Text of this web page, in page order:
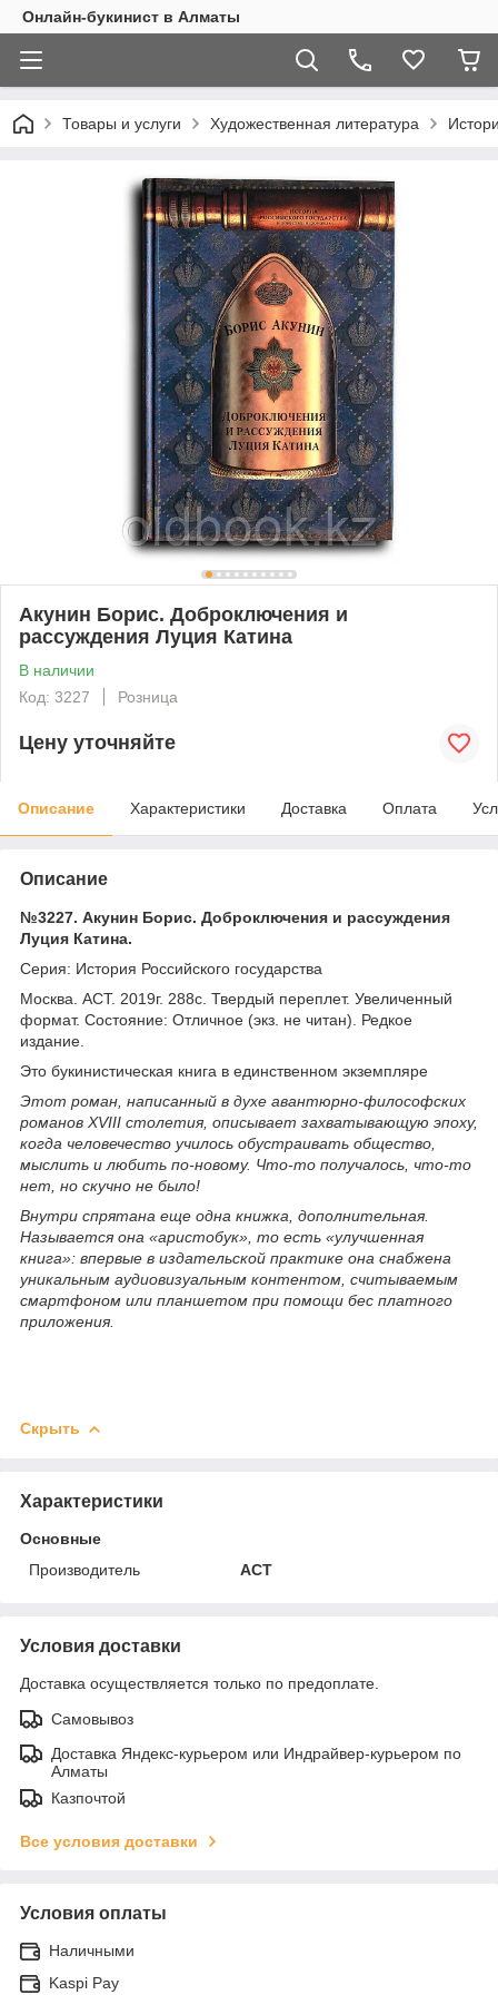
Онлайн-букинист в Алматы
Товары и услуги Художественная литература
Акунин Борис. Доброключения и
рассуждения Луция Катина
В наличии
Код: 3227
Розница
Цену уточняйте
Описание Характеристики Доставка Оплата
Описание
№3227. Акунин Борис. Доброключения и рассуждения
Луция Катина.
Серия: История Российского государства
Москва. АСТ. 2019г. 288с. Твердый переплет. Увеличенный
формат. Состояние: Отличное (экз. не читан). Редкое
издание.
Это букинистическая книга в единственном экземпляре
Этот роман, написанный в духе авантюрно-философских
романов XVIII столетия, описывает захватывающую эпоху,
когда человечество училось обустраивать общество,
мыслить и любить по-новому. Что-то получалось, что-то
нет, но скучно не было!
Внутри спрятана еще одна книжка, дополнительная.
Называется она «аристобук», то есть «улучшенная
книга»: впервые в издательской практике она снабжена
уникальным аудиовизуальным контентом, считываемым
смартфоном или планшетом при помощи бес платного
приложения.
Скрыть
Характеристики
Основные
Производитель
АСТ
Условия доставки
Доставка осуществляется только по предоплате.
Самовывоз
Доставка Яндекс-курьером или Индрайвер-курьером по
Алматы
Казпочтой
Все условия доставки
Условия оплаты
Наличными
Kaspi Pay